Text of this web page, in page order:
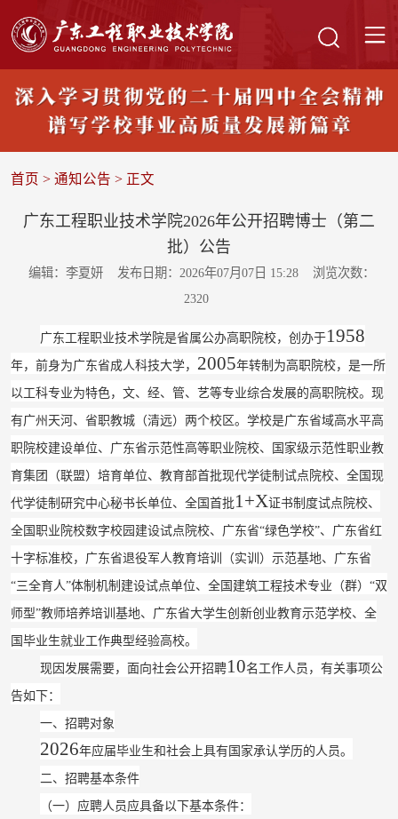
首页 > 通知公告 > 正文
广东工程职业技术学院2026年公开招聘博士（第二
批）公告
编辑：李夏妍 发布日期：2026年07月07日 15:28
浏览次数：
2320
广东工程职业技术学院是省属公办高职院校，创办于1958
年， 前身为广东省成人科技大学， 2005年转制为高职院校，是一所
以工科专业为特色，文、经、管、艺等专业综合发展的高职院校。现
有广州天河、省职教城（清远）两个校区。学校是广东省域高水平高
职院校建设单位、广东省示范性高等职业院校、国家级示范性职业教
育集团（联盟）培育单位、 教育部首批现代学徒制试点院校、全国现
代学徒制研究中心秘书长单位、全国首批 1+X证书制度试点院校、
全国职业院校数字校园建设试点院校、广东省“绿色学校”、广东省红
十字标准校，广东省退役军人教育培训（实训）示范基地、 广东省
“三全育人”体制机制建设试点单位、全国建筑工程技术专业（群） “双
师型”教师培养培训基地、广东省大学生创新创业教育示范学校、全
国毕业生就业工作典型经验高校。
现因发展需要，面向社会公开招聘10名工作人员，有关事项公
告如下：
一、招聘对象
2026年应届毕业生和社会上具有国家承认学历的人员。
二、招聘基本条件
（一）应聘人员应具备以下基本条件：